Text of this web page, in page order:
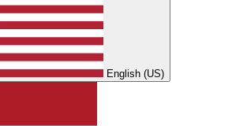
English (US)